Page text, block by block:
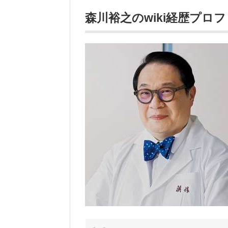
森川裕之のwiki経歴プロ